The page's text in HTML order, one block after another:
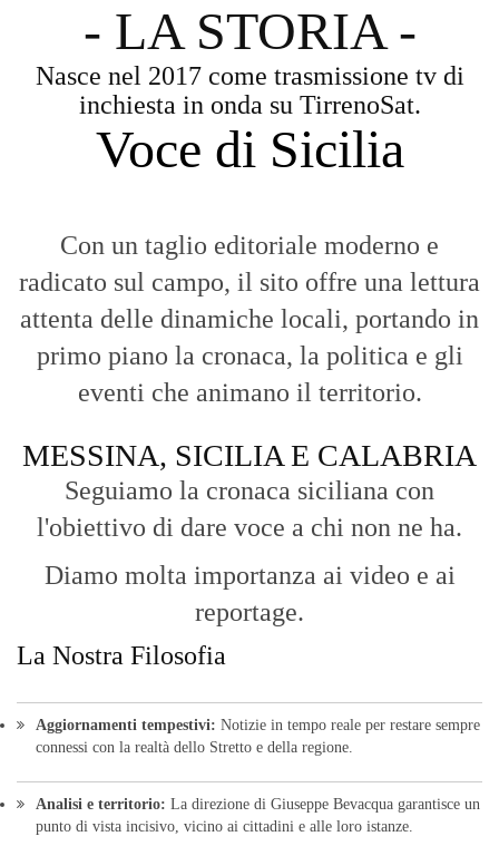
- LA STORIA -
Nasce nel 2017 come trasmissione tv di
inchiesta in onda su TirrenoSat.
Voce di Sicilia
Con un taglio editoriale moderno e
radicato sul campo, il sito offre una lettura
attenta delle dinamiche locali, portando in
primo piano la cronaca, la politica e gli
eventi che animano il territorio.
MESSINA, SICILIA E CALABRIA
Seguiamo la cronaca siciliana con
l'obiettivo di dare voce a chi non ne ha.
Diamo molta importanza ai video e ai
reportage.
La Nostra Filosofia
Aggiornamenti tempestivi: Notizie in tempo reale per restare sempre
connessi con la realtà dello Stretto e della regione.
Analisi e territorio: La direzione di Giuseppe Bevacqua garantisce un
punto di vista incisivo, vicino ai cittadini e alle loro istanze.